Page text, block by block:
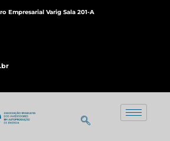
Empresarial Varig Sala 201-A